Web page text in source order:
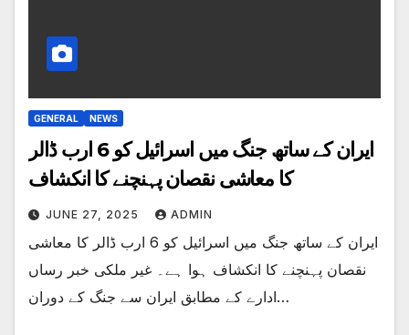
GENERAL NEWS
ایران کے ساتھ جنگ میں اسرائیل کو 6 ارب ڈالر
کا معاشی نقصان پہنچنے کا انکشاف
JUNE 27, 2025 ADMIN
ایران کے ساتھ جنگ میں اسرائیل کو 6 ارب ڈالر کا معاشی
نقصان پہنچنے کا انکشاف ہوا ہے۔ غیر ملکی خبر رساں
ادارے کے مطابق ایران سے جنگ کے دوران…